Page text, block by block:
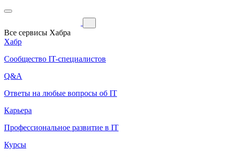
Все сервисы Хабра
Хабр
Сообщество IT-специалистов
Q&A
Ответы на любые вопросы об IT
Карьера
Профессиональное развитие в IT
Курсы